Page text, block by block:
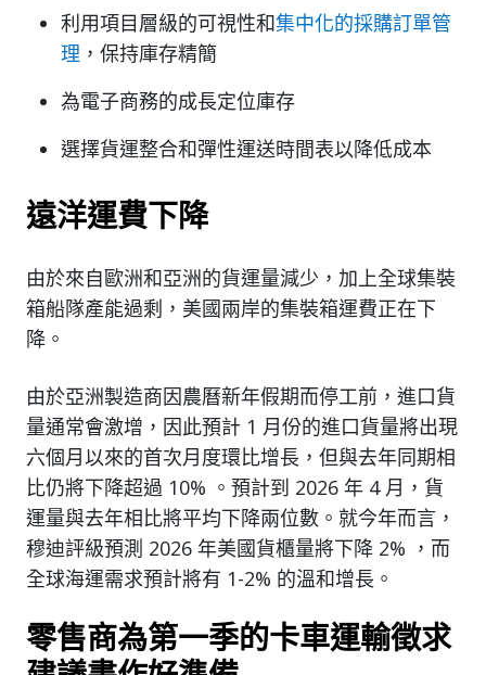
利用項目層級的可視性和集中化的採購訂單管
理 ，保持庫存精簡
為電子商務的成長定位庫存
選擇貨運整合和彈性運送時間表以降低成本
遠洋運費下降
由於來自歐洲和亞洲的貨運量減少，加上全球集裝
箱船隊產能過剩，美國兩岸的集裝箱運費正在下
降。
由於亞洲製造商因農曆新年假期而停工前，進口貨
量通常會激增，因此預計 1 月份的進口貨量將出現
六個月以來的首次月度環比增長，但與去年同期相
比仍將下降超過 10% 。預計到 2026 年 4 月，貨
運量與去年相比將平均下降兩位數。就今年而言，
穆迪評級預測 2026 年美國貨櫃量將下降 2% ，而
全球海運需求預計將有 1-2% 的溫和增長。
零售商為第一季的卡車運輸徵求